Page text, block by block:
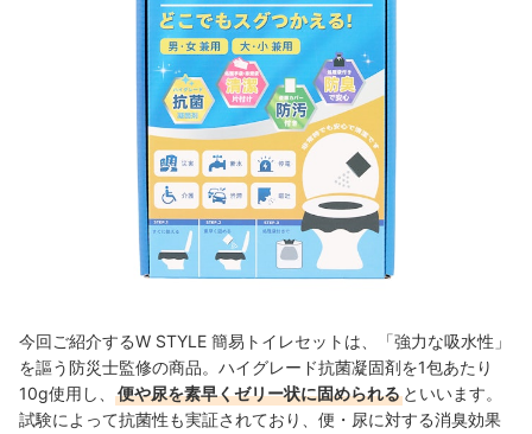
今回ご紹介するW STYLE 簡易トイレセットは、「強力な吸水性」
を謳う防災士監修の商品。ハイグレード抗菌凝固剤を1包あたり
10g使用し、
便や尿を素早くゼリー状に固められる といいます。
試験によって抗菌性も実証されており、便・尿に対する消臭効果